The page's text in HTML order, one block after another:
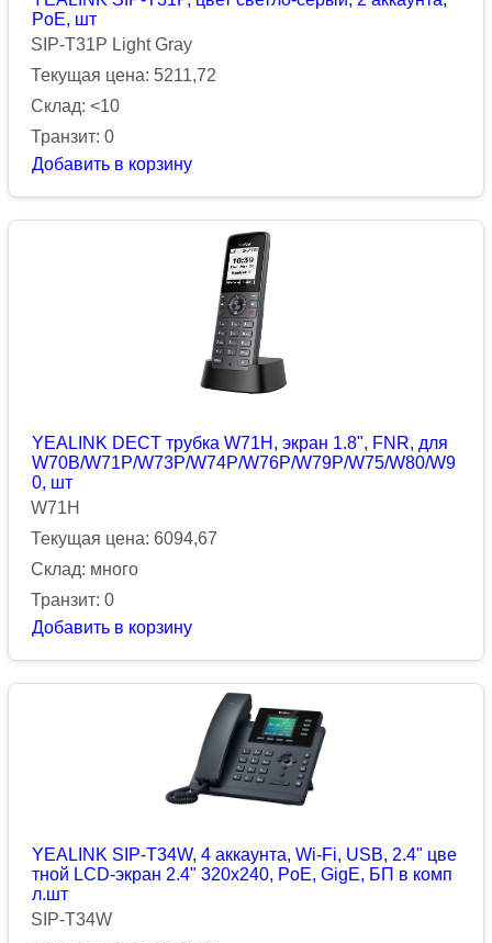
PoE, шт
SIP-T31P Light Gray
Текущая цена: 5211,72
Склад: <10
Транзит: 0
Добавить в корзину
YEALINK DECT трубка W71H, экран 1.8", FNR, для
W70B/W71P/W73P/W74P/W76P/W79P/W75/W80/W9
0, шт
W71H
Текущая цена: 6094,67
Склад: много
Транзит: 0
Добавить в корзину
YEALINK SIP-T34W, 4 аккаунта, Wi-Fi, USB, 2.4" цве
тной LCD-экран 2.4" 320х240, PoE, GigE, БП в комп
л.шт
SIP-T34W